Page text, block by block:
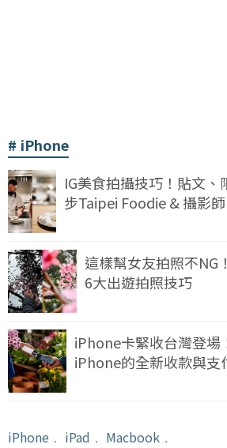
iPhone
IG美食拍攝技巧！貼文
步Taipei Foodie & 攝影
這樣幫女友拍照不NG
6大出遊拍照技巧
iPhone卡緊收台灣登場
iPhone的全新收款與支
iPhone ﹒ iPad ﹒ Macbook ﹒